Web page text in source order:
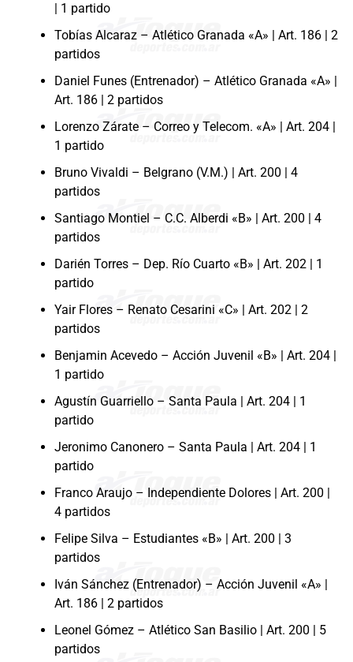
| 1 partido
Tobías Alcaraz – Atlético Granada «A» | Art. 186 | 2
partidos
Daniel Funes (Entrenador) – Atlético Granada «A» |
Art. 186 | 2 partidos
Lorenzo Zárate – Correo y Telecom. «A» | Art. 204 |
1 partido
Bruno Vivaldi – Belgrano (V.M.) | Art. 200 | 4
partidos
Santiago Montiel – C.C. Alberdi «B» | Art. 200 | 4
partidos
Darién Torres – Dep. Río Cuarto «B» | Art. 202 | 1
partido
Yair Flores – Renato Cesarini «C» | Art. 202 | 2
partidos
Benjamin Acevedo – Acción Juvenil «B» | Art. 204 |
1 partido
Agustín Guarriello – Santa Paula | Art. 204 | 1
partido
Jeronimo Canonero – Santa Paula | Art. 204 | 1
partido
Franco Araujo – Independiente Dolores | Art. 200 |
4 partidos
Felipe Silva – Estudiantes «B» | Art. 200 | 3
partidos
Iván Sánchez (Entrenador) – Acción Juvenil «A» |
Art. 186 | 2 partidos
Leonel Gómez – Atlético San Basilio | Art. 200 | 5
partidos